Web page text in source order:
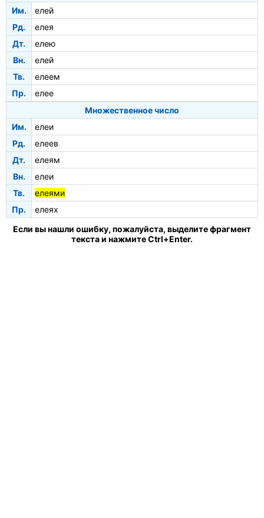
Им.
елей
Рд.
елея
Дт.
елею
Вн.
елей
Тв.
елеем
Пр.
елее
Множественное число
Им.
елеи
Рд.
елеев
Дт.
елеям
Вн.
елеи
Тв.
елеями
Пр.
елеях
Если вы нашли ошибку, пожалуйста, выделите фрагмент
текста и нажмите Ctrl+Enter.